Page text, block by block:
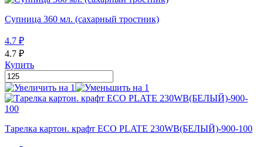
Супница 360 мл. (сахарный тростник)
4.7 ₽
4.7 ₽
Купить
Тарелка картон. крафт ECO PLATE 230WB(БЕЛЫЙ)-900-100